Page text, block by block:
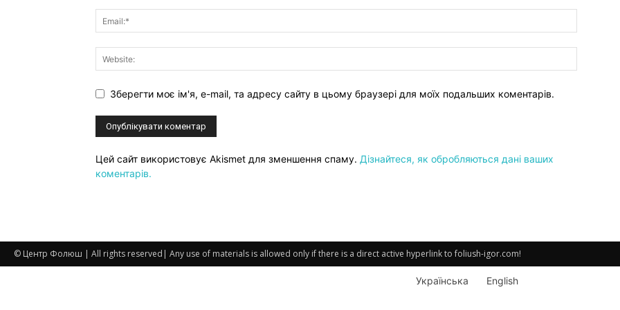
Зберегти моє ім'я, e-mail, та адресу сайту в цьому браузері для моїх подальших коментарів.
Цей сайт використовує Akismet для зменшення спаму. Дізнайтеся, як обробляються дані ваших
коментарів.
© Центр Фолюш | All rights reserved| Any use of materials is allowed only if there is a direct active hyperlink to foliush-igor.com!
Українська English